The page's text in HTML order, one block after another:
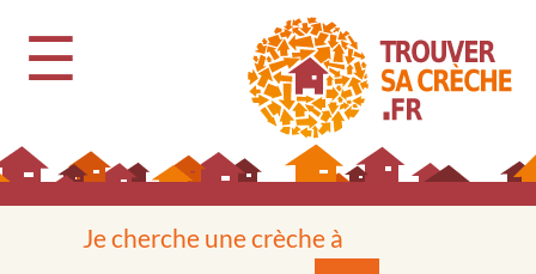
☰
Je cherche une crèche à